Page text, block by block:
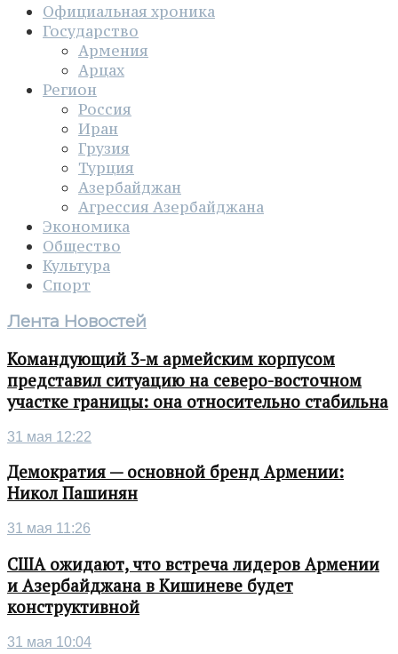
Официальная хроника
Государство
Армения
Арцах
Регион
Россия
Иран
Грузия
Турция
Азербайджан
Агрессия Азербайджана
Экономика
Общество
Культура
Спорт
Лента Новостей
Командующий 3-м армейским корпусом
представил ситуацию на северо-восточном
участке границы: она относительно стабильна
31 мая 12:22
Демократия — основной бренд Армении:
Никол Пашинян
31 мая 11:26
США ожидают, что встреча лидеров Армении
и Азербайджана в Кишиневе будет
конструктивной
31 мая 10:04